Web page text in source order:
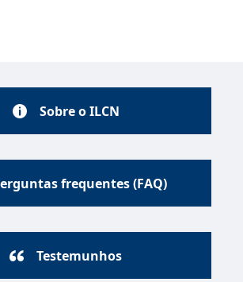
Sobre o ILCN
frequentes (FAQ)
Testemunhos